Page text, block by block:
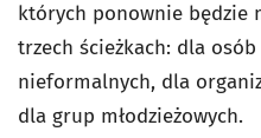
których ponownie będzie
trzech ścieżkach: dla
nieformalnych, dla
dla grup młodzieżowych.